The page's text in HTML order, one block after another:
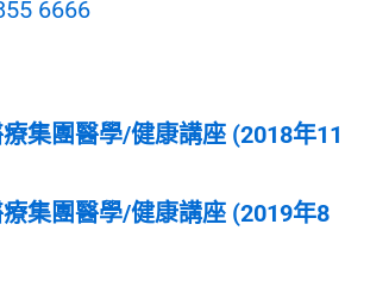
6666
集團醫學/健康講座 (2018年11
集團醫學/健康講座 (2019年8